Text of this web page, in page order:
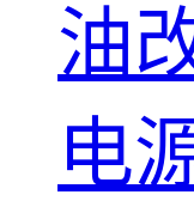
油
电